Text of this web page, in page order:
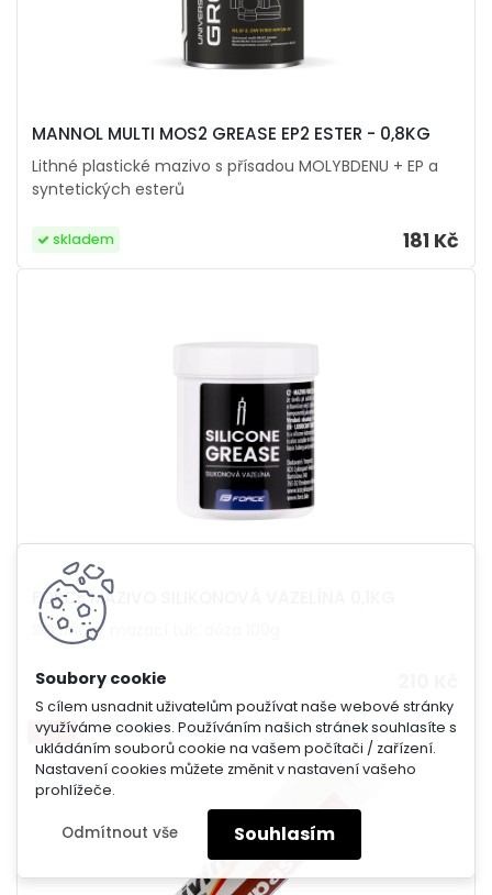
S cílem usnadnit uživatelům používat naše webové stránky
využíváme cookies. Používáním našich stránek souhlasíte s
ukládáním souborů cookie na vašem počítači / zařízení.
Nastavení cookies můžete změnit v nastavení vašeho
prohlížeče.
Odmítnout vše Souhlasím
MANNOL MULTI MOS2 GREASE EP2 ESTER - 0,8KG
Lithné plastické mazivo s přísadou MOLYBDENU + EP a
syntetických esterů
181 Kč
skladem
FORCE MAZIVO SILIKONOVÁ VAZELÍNA 0,1KG
Silikonový mazací tuk, dóza 100g
skladem
akce